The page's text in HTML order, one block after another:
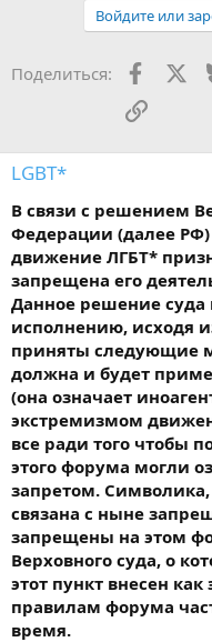
Войдите или
Поделиться:
Ссылка
LGBT*
В связи с решением
Федерации (далее РФ)
движение ЛГБТ*
запрещена его
Данное решение
исполнению, исходя
приняты следующие
должна и будет
(она означает
экстремизмом
все ради того чтобы
этого форума могли
запретом.
связана с ныне
запрещены на этом
Верховного суда, о
этот пункт внесен
правилам форума
время.